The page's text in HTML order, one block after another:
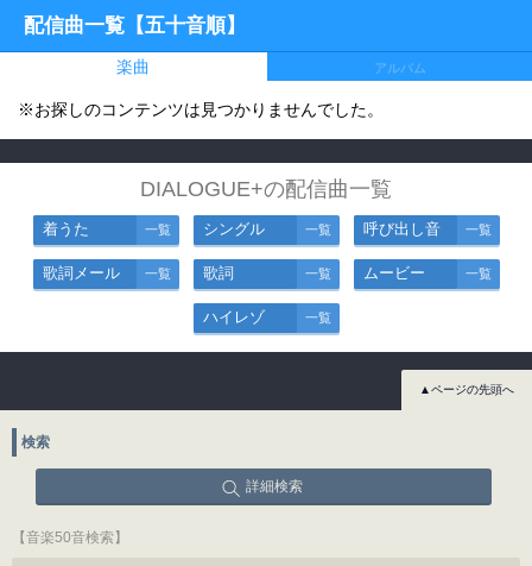
配信曲一覧【五十音順】
楽曲 アルバム
※お探しのコンテンツは見つかりませんでした。
DIALOGUE+の配信曲一覧
着うた 一覧 シングル 一覧 呼び出し音 一覧
歌詞メール 一覧 歌詞 一覧 ムービー 一覧
ハイレゾ 一覧
▲ページの先頭へ
検索
詳細検索
【音楽50音検索】